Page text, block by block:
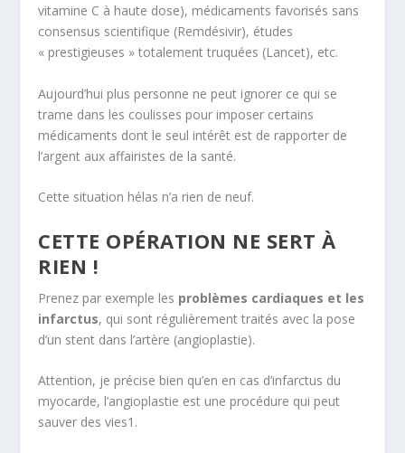
vitamine C à haute dose), médicaments favorisés sans
consensus scientifique (Remdésivir), études
« prestigieuses » totalement truquées (Lancet), etc.
Aujourd’hui plus personne ne peut ignorer ce qui se
trame dans les coulisses pour imposer certains
médicaments dont le seul intérêt est de rapporter de
l’argent aux affairistes de la santé.
Cette situation hélas n’a rien de neuf.
CETTE OPÉRATION NE SERT À
RIEN !
Prenez par exemple les problèmes cardiaques et les
infarctus, qui sont régulièrement traités avec la pose
d’un stent dans l’artère (angioplastie).
Attention, je précise bien qu’en en cas d’infarctus du
myocarde, l’angioplastie est une procédure qui peut
sauver des vies1 .